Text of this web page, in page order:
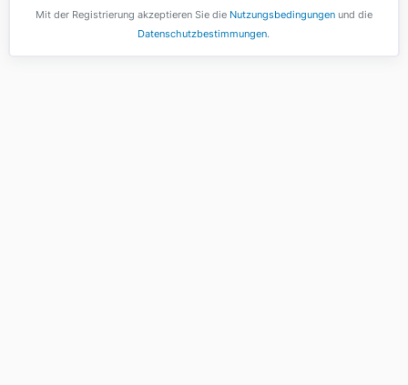
Mit der Registrierung akzeptieren Sie die Nutzungsbedingungenund die
Datenschutzbestimmungen.